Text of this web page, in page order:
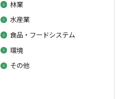
林業
水産業
食品・フードシステム
環境
その他